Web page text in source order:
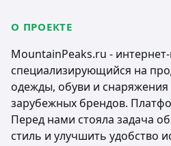
О ПРОЕКТЕ
MountainPeaks.ru -
специализирующийся на
одежды, обуви и
зарубежных брендов.
Перед нами стояла задача
стиль и улучшить удобство